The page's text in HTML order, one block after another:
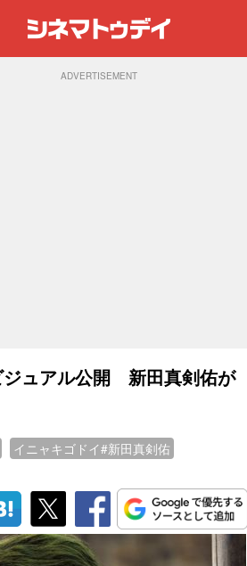
ADVERTISEMENT
ジュアル公開 新田真剣佑が
イニャキゴドイ#新田真剣佑